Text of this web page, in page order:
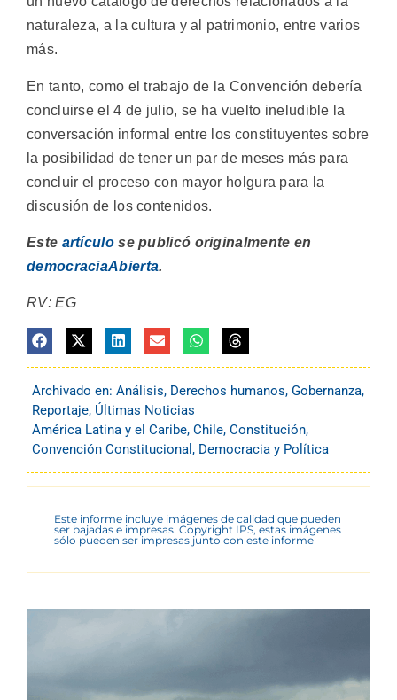
naturaleza, a la cultura y al patrimonio, entre varios
más.
En tanto, como el trabajo de la Convención debería
concluirse el 4 de julio, se ha vuelto ineludible la
conversación informal entre los constituyentes sobre
la posibilidad de tener un par de meses más para
concluir el proceso con mayor holgura para la
discusión de los contenidos.
Este artículose publicó originalmente en
democraciaAbierta.
RV: EG
Archivado en: Análisis, Derechos humanos, Gobernanza,
Reportaje, Últimas Noticias
América Latina y el Caribe, Chile, Constitución,
Convención Constitucional , Democracia y Política
Este informe incluye imágenes de calidad que pueden
ser bajadas e impresas. Copyright IPS, estas imágenes
sólo pueden ser impresas junto con este informe